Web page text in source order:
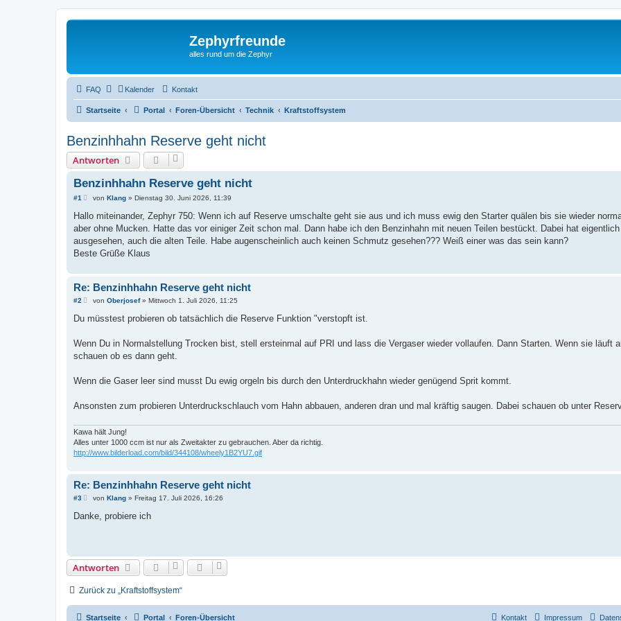
Zephyrfreunde
alles rund um die Zephyr
FAQ Kalender Kontakt
Startseite Portal Foren-Übersicht Technik Kraftstoffsystem
Benzinhhahn Reserve geht nicht
Antworten
Benzinhhahn Reserve geht nicht
#1
B
i
r
a
g
von Klang» Dienstag 30. Juni 2026, 11:39
Hallo miteinander, Zephyr 750: Wenn ich auf Reserve umschalte geht sie aus und ich muss ewig den Starter quälen bis sie wieder
aber ohne Mucken. Hatte das vor einiger Zeit schon mal. Dann habe ich den Benzinhahn mit neuen Teilen bestückt. Dabei hat
ausgesehen, auch die alten Teile. Habe augenscheinlich auch keinen Schmutz gesehen??? Weiß einer was das sein kann?
Beste Grüße Klaus
Re: Benzinhhahn Reserve geht nicht
#2
B
i
a
von Oberjosef» Mittwoch 1. Juli 2026, 11:25
Du müsstest probieren ob tatsächlich die Reserve Funktion "verstopft ist.
Wenn Du in Normalstellung Trocken bist, stell ersteinmal auf PRI und lass die Vergaser wieder vollaufen. Dann Starten. Wenn sie läuft
schauen ob es dann geht.
Wenn die Gaser leer sind musst Du ewig orgeln bis durch den Unterdruckhahn wieder genügend Sprit kommt.
Ansonsten zum probieren Unterdruckschlauch vom Hahn abbauen, anderen dran und mal kräftig saugen. Dabei schauen ob unter
Kawa hält Jung!
Alles unter 1000 ccm ist nur als Zweitakter zu gebrauchen. Aber da richtig.
http://www.bilderload.com/bild/344108/wheely1B2YU7.gif
Re: Benzinhhahn Reserve geht nicht
#3
B
i
von Klang» Freitag 17. Juli 2026, 16:26
Danke, probiere ich
Antworten
Zurück zu „Kraftstoffsystem“
Startseite Portal Foren-Übersicht Impressum
Kontakt